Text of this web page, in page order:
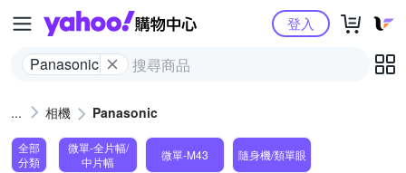
Yahoo購物中心
Panasonic
登入
相機 Panasonic
全部
分類
微單-全片幅/
中片幅
微單-M43 隨身機/類單眼